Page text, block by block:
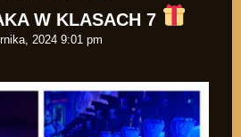
W KLASACH 7
2024 9:01 pm